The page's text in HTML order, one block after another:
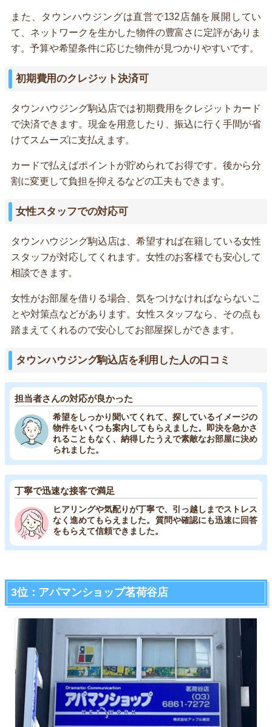
また、タウンハウジングは直営で132店舗を展開してい
て、ネットワークを生かした物件の豊富さに定評がありま
す。予算や希望条件に応じた物件が見つかりやすいです。
初期費用のクレジット決済可
タウンハウジング駒込店では初期費用をクレジットカード
で決済できます。現金を用意したり、振込に行く手間が省
けてスムーズに支払えます。
カードで払えばポイントが貯められてお得です。後から分
割に変更して負担を抑えるなどの工夫もできます。
女性スタッフでの対応可
タウンハウジング駒込店は、希望すれば在籍している女性
スタッフが対応してくれます。女性のお客様でも安心して
相談できます。
女性がお部屋を借りる場合、気をつけなければならないこ
とや対策点などがあります。女性スタッフなら、その点も
踏まえてくれるので安心してお部屋探しができます。
タウンハウジング駒込店を利用した人の口コミ
担当者さんの対応が良かった
希望をしっかり聞いてくれて、探しているイメージの
物件をいくつも案内してもらえました。即決を急かさ
れることもなく、納得したうえで素敵なお部屋に決め
られました。
丁寧で迅速な接客で満足
ヒアリングや気配りが丁寧で、引っ越しまでストレス
なく進めてもらえました。質問や確認にも迅速に回答
をもらえて信頼できました。
3位：アパマンショップ茗荷谷店